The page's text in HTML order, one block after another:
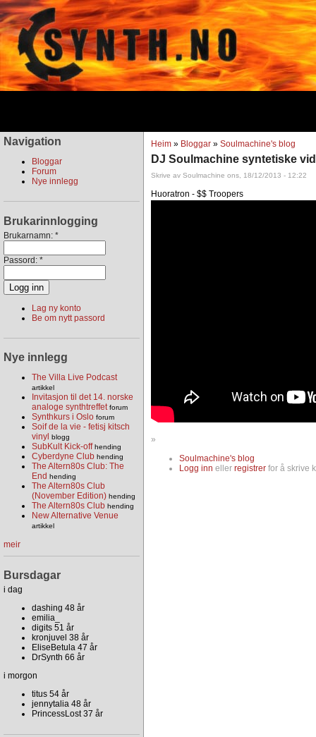
Navigation
Bloggar
Forum
Nye innlegg
Brukarinnlogging
Brukarnamn: *
Passord: *
Lag ny konto
Be om nytt passord
Nye innlegg
The Villa Live Podcast
artikkel
Invitasjon til det 14. norske
analoge synthtreffet forum
Synthkurs i Oslo forum
Soif de la vie - fetisj kitsch
vinyl
blogg
SubKult Kick-off hending
Cyberdyne Club hending
The Altern80s Club: The
End hending
The Altern80s Club
(November Edition) hending
The Altern80s Club hending
New Alternative Venue
artikkel
meir
Bursdagar
i dag
dashing 48 år
emilia_
digits 51 år
kronjuvel 38 år
EliseBetula 47 år
DrSynth 66 år
i morgon
titus 54 år
jennytalia 48 år
PrincessLost 37 år
Heim » Bloggar » Soulmachine's blog
DJ Soulmachine syntetiske
Skrive av Soulmachine ons, 18/12/2013 - 12:22
Huoratron - $$ Troopers
»
Soulmachine's blog
Logg inn eller registrer for å skrive